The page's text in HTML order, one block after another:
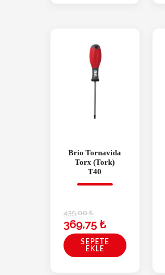
Brio Tornavida
Torx (Tork)
T40
435,00₺
369,75 ₺
SEPETE
EKLE